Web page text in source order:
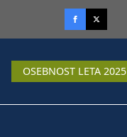
OSEBNOST LETA 2025